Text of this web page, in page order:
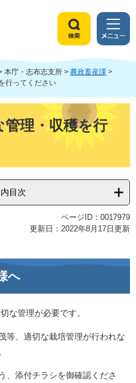
索
メ
ニ
ュ
ー
本庁・志布志支所 > 農政畜産課 >
行ってください
理・収穫を行
目次
ページID：0017979
更新日：2022年8月17日更新
へ
な管理が必要です。
等、適切な栽培管理が行われな
、添付チラシを御確認くださ